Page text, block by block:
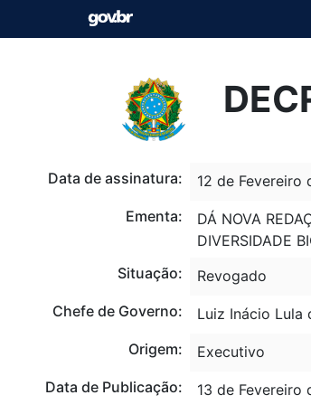
Data de assinatura:
12 de Fevereiro
Ementa:
DÁ NOVA
DIVERSIDADE
Situação:
Revogado
Chefe de Governo:
Luiz Inácio Lula
Origem:
Executivo
Data de Publicação:
13 de Fevereiro